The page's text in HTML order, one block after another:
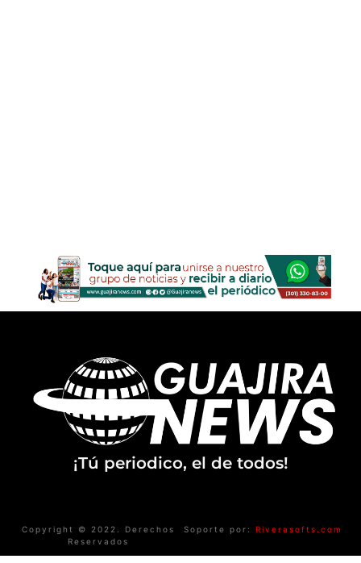
¡Tú periodico, el de todos!
Copyright © 2022. Derechos
Reservados
Soporte por: Riverasofts.com